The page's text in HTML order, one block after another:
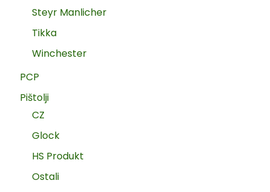
Steyr Manlicher
Tikka
Winchester
PCP
Pištolji
CZ
Glock
HS Produkt
Ostali